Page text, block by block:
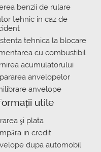
benzii de rulare
tehnic in caz de
tehnica la blocare
cu combustibil
acumulatorului
anvelopelor
anvelope
utile
şi plata
in credit
dupa automobil